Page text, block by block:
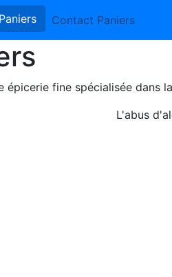
Contact Paniers
épicerie fine spécialisée
L'abus